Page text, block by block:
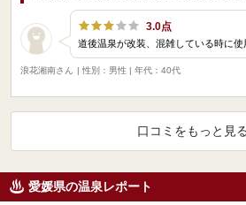
3.0点
道後温泉が改装、混雑している時に使
浪花湘南さん
| 性別：男性 | 年代：40代
口コミをもっと見る
愛媛県の温泉レポート